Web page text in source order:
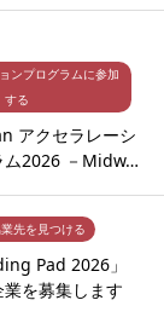
ンプログラムに参加
する
アクセラレーシ
ム2026 －Midw…
先を見つける
Pad 2026」
を募集します